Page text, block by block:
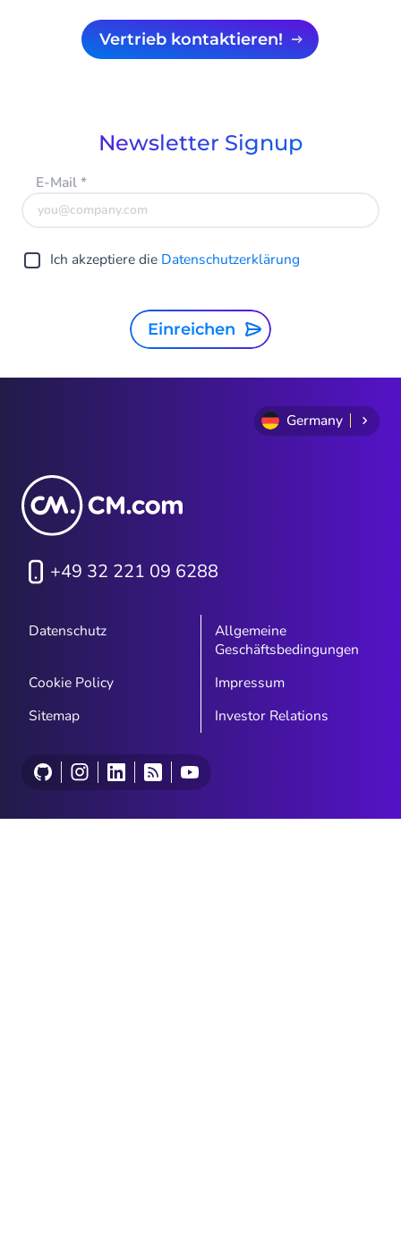
Vertrieb kontaktieren!
Newsletter Signup
E-Mail*
Ich akzeptiere die Datenschutzerklärung
Einreichen
Germany
+49 32 221 09 6288
Datenschutz
Allgemeine
Geschäftsbedingungen
Cookie Policy
Impressum
Sitemap
Investor Relations